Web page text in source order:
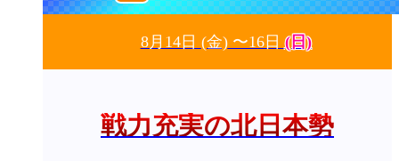
8月14日 (金)〜16日(日)
戦力充実の北日本勢